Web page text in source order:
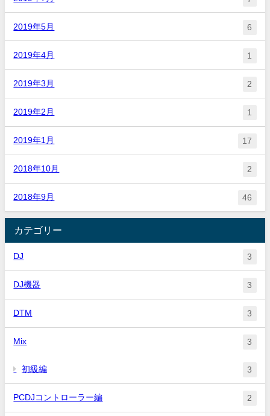
2019年5月 6
2019年4月 1
2019年3月 2
2019年2月 1
2019年1月 17
2018年10月 2
2018年9月 46
カテゴリー
DJ 3
DJ機器 3
DTM 3
Mix 3
初級編 3
PCDJコントローラー編 2